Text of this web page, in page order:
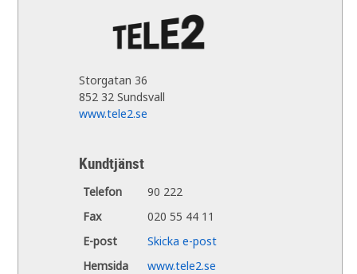
Storgatan 36
852 32 Sundsvall
www.tele2.se
Kundtjänst
Telefon
90 222
Fax
020 55 44 11
E-post
Skicka e-post
Hemsida
www.tele2.se